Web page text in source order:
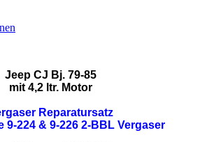
Jeep CJ Bj. 79-85
mit 4,2 ltr. Motor
Reparatursatz
9-224 & 9-226 2-BBL Vergaser